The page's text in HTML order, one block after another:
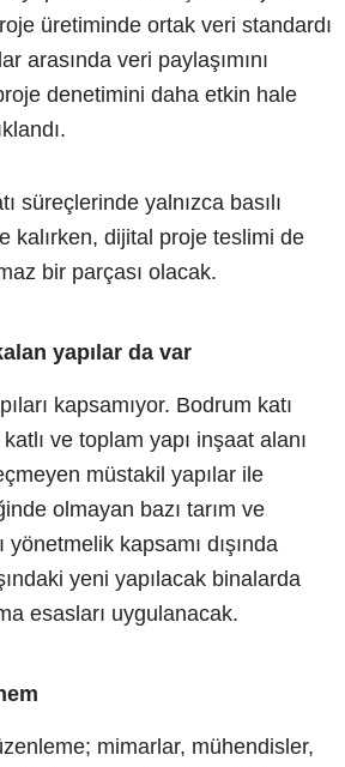
üretiminde ortak veri standardı
arasında veri paylaşımını
denetimini daha etkin hale
süreçlerinde yalnızca basılı
kalırken, dijital proje teslimi de
bir parçası olacak.
yapılar da var
kapsamıyor. Bodrum katı
ve toplam yapı inşaat alanı
müstakil yapılar ile
olmayan bazı tarım ve
yönetmelik kapsamı dışında
yeni yapılacak binalarda
esasları uygulanacak.
mimarlar, mühendisler,